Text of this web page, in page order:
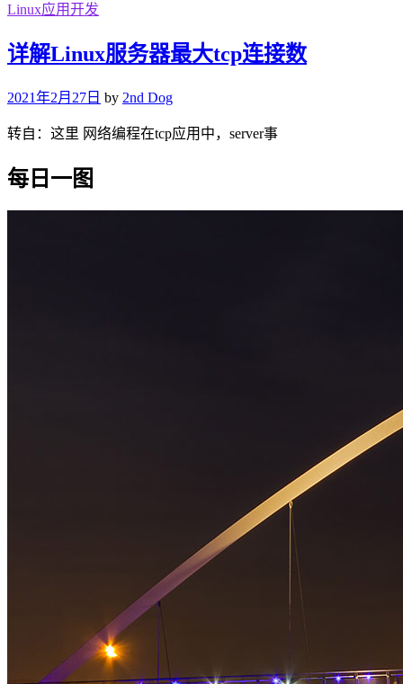
Linux应用开发
详解Linux服务器最大tcp连接数
2021年2月27日 by 2nd Dog
转自：这里 网络编程在tcp应用中，server事
每日一图